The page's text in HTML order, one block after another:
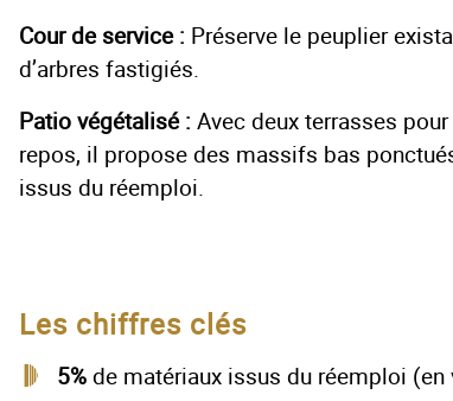
Cour de service : Préserve le peuplier
d’arbres fastigiés.
Patio végétalisé : Avec deux terrasses
repos, il propose des massifs bas
issus du réemploi.
Les chiffres clés
5%de matériaux issus du réemploi